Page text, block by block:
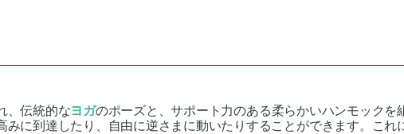
、伝統的なヨガのポーズと、サポート力のある柔らかいハンモックを
に到達したり、自由に逆さまに動いたりすることができます。これ